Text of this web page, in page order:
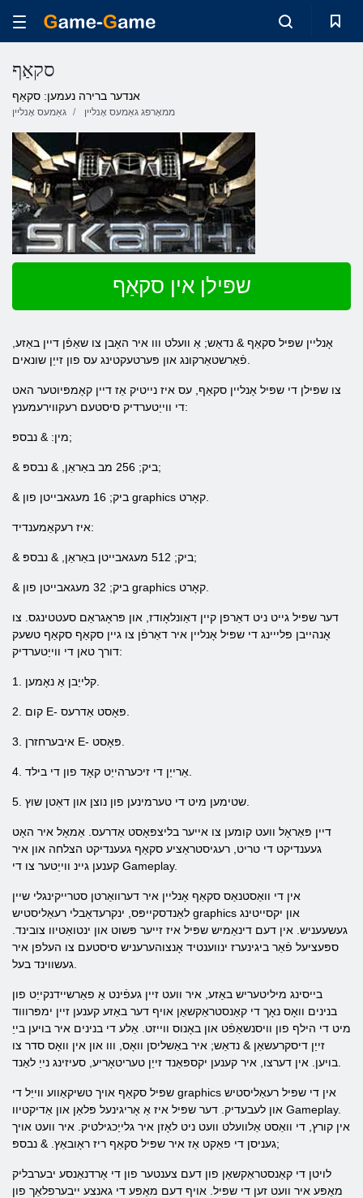
סקאַף
אנדער ברירה נעמען: סקאַף
גאַמעס אָנליין ממאָרפּג גאַמעס אָנליין
שפּילן אין סקאַף
אָנליין שפּיל סקאַף & נדאַש; אַ וועלט ווו איר האָבן צו שאַפֿן דיין באַזע,
צו שפּילן די שפּיל אָנליין סקאַף, עס איז נייטיק אַז דיין קאָמפּיוטער האט
די ווייַטערדיק סיסטעם רעקווירעמענץ:
מין: & נבספּ;
& ביק; 256 מב באַראַן, & נבספּ;
איז רעקאַמענדיד:
& ביק; 512 מעגאבייטן באַראַן, & נבספּ;
דער שפּיל גייט ניט דאַרפן קיין דאַונלאָודז, און פּראָגראַם סעטטינגס. צו
אָנהייבן פּלייינג די שפּיל אָנליין איר דאַרפֿן צו גיין סקאַף סקאַף טשעק
דורך טאן די ווייַטערדיק:
דיין פּאַראָל וועט קומען צו אייער בליצפּאָסט אַדרעס. אַמאָל איר האָט
געענדיקט די טריט, רעגיסטראַציע סקאַף געענדיקט הצלחה און איר
קענען גיינ ווייַטער צו די Gameplay.
אין די וואַסטנאַס סקאַף אָנליין איר דערוואַרטן סטרייקינגלי שיין
לאַנדסקייפּס, ינקרעדאַבלי רעאַליסטיש graphics און יקסייטינג
געשעעניש. אין דעם דינאַמיש שפּיל איז זייער פּשוט און ינטואַטיוו צובינד.
ספּעציעל פֿאַר ביגינערז ינווענטיד אָנצוהערעניש סיסטעם צו העלפן איר
בייסינג מיליטעריש באַזע, איר וועט זיין געפֿינט אַ פאַרשיידנקייַט פון
בנינים וואָס נאָך די קאַנסטראַקשאַן אויף דער באַזע קענען זיין ימפּרוווד
מיט די הילף פון וויסנשאַפֿט און באָנוס ווייזט. אַלע די בנינים איר בויען בייַ
זייַן דיסקרעשאַן & נדאַש; איר באַשליסן וואָס, ווו און אין וואָס סדר צו
שפּיל סקאַף אויך טשיקאַווע ווייַל די graphics אין די שפּיל רעאַליסטיש
און לעבעדיק. דער שפּיל איז אַ אָריגינעל פּלאַן און אַדיקטיוו Gameplay.
אין קורץ, די וואַסט אַלוועלט וועט ניט לאָזן איר גלייַכגילטיק. איר וועט אויך
געניסן די פאַקט אַז איר שפּיל סקאַף ריז ראָובאַץ. & נבספּ;
לויטן די קאַנסטראַקשאַן פון דעם צענטער פון די אָרדנאַנסע יבערבליק
מאַפּע איר וועט זען די שפּיל. אויף דעם מאַפּע די גאנצע ייבערפלאַך פון